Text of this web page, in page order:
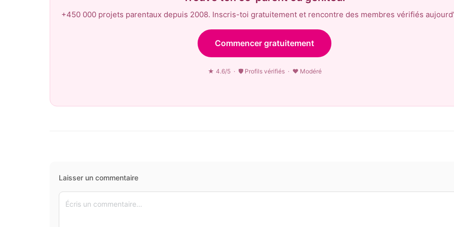
+450 000 projets parentaux depuis 2008. Inscris-toi gratuitement et rencontre des membres vérifiés
Commencer gratuitement
★ 4.6/5 · 🛡 Profils vérifiés · ♥ Modéré
Laisser un commentaire